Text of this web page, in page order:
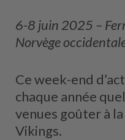
6-8 juin 2025 –
Norvège
Ce week-end
chaque année
venues goûter à
Vikings.